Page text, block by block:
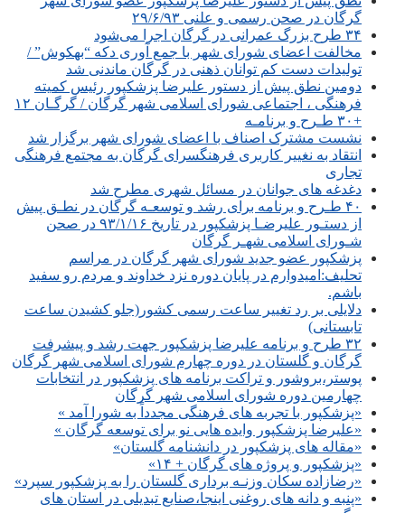
گرگان در صحن رسمی و علنی ۲۹/۶/۹۳
۳۴ طرح بزرگ عمرانی در گرگان اجرا می‌شود
مخالفت اعضای شورای شهر با جمع آوری دکه “بهکوش” /
تولیدات دست کم توانان ذهنی در گرگان ماندنی شد
دومین نطق پیش از دستور علیرضا پزشکپور رئیس کمیته
فرهنگی ، اجتماعی شورای اسلامی شهر گرگان / گرگـان ۱۲
+۳۰ طـرح و برنامـه
نشست مشترک اصناف با اعضای شورای شهر برگزار شد
انتقاد به نغییر کاربری فرهنگسرای گرگان به مجتمع فرهنگی
تجاری
دغدغه های جوانان در مسائل شهری مطرح شد
۴۰ طـرح و برنامه برای رشد و توسعـه گرگان در نطـق پیش
از دستـور علیرضـا پزشکپور در تاریخ ۹۳/۱/۱۶ در صحن
شـورای اسلامی شهـر گرگان
پزشکپور عضو جدید شورای شهر گرگان در مراسم
تحلیف:امیدوارم در پایان دوره نزد خداوند و مردم رو سفید
باشم.
دلایلی بر رد تغییر ساعت رسمی کشور(جلو کشیدن ساعت
تابستانی)
۳۲ طرح و برنامه علیرضا پزشکپور جهت رشد و پیشرفت
گرگان و گلستان در دوره چهارم شورای اسلامی شهر گرگان
پوستر،بروشور و تراکت برنامه های پزشکپور در انتخابات
چهارمین دوره شورای اسلامی شهر گرگان
«پزشکپور با تجربه های فرهنگی مجدداً به شورا آمد »
«علیرضا پزشکپور وایده هایی نو برای توسعه گرگان »
«مقاله های پزشکپور در دانشنامه گلستان»
«پزشکپور و پروژه های گرگان + ۱۴»
«رضازاده سکان وزنـه برداری گلستان را به پزشکپور سپرد»
«پنبه و دانه های روغنی اینجا،صنایع تبدیلی در استان های